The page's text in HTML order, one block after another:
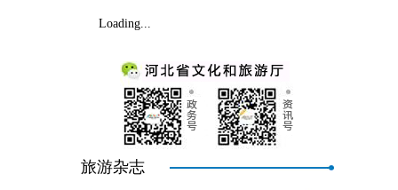
Loading...
旅游杂志